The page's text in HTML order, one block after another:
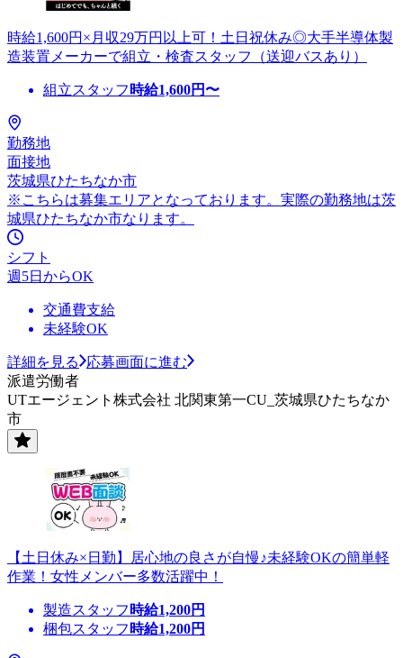
時給1,600円×月収29万円以上可！土日祝休み◎大手半導体製
造装置メーカーで組立・検査スタッフ（送迎バスあり）
組立スタッフ 時給1,600円〜
勤務地
面接地
茨城県ひたちなか市
※こちらは募集エリアとなっております。実際の勤務地は茨
城県ひたちなか市なります。
シフト
週5日からOK
交通費支給
未経験OK
詳細を見る
応募画面に進む
派遣労働者
UTエージェント株式会社 北関東第一CU_茨城県ひたちなか
市
【土日休み×日勤】居心地の良さが自慢♪未経験OKの簡単軽
作業！女性メンバー多数活躍中！
製造スタッフ 時給1,200円
梱包スタッフ 時給1,200円